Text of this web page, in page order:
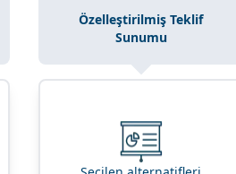
Özelleştirilmiş Teklif
Sunumu